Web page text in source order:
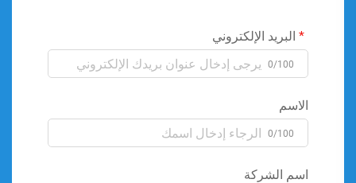
البريد الإلكتروني
0/100
الاسم
0/100
اسم الشركة